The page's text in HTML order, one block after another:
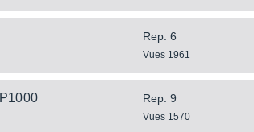
Rep. 6
Vues 1961
Rep. 9
Vues 1570